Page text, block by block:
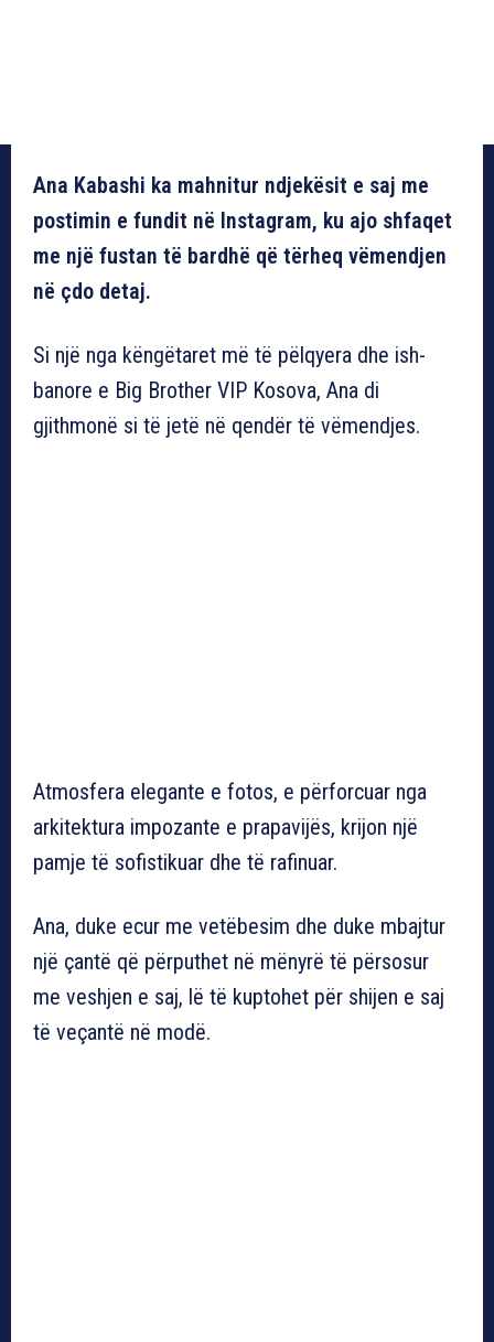
Ana Kabashi ka mahnitur ndjekësit e saj me
postimin e fundit në Instagram, ku ajo shfaqet
me një fustan të bardhë që tërheq vëmendjen
në çdo detaj.
Si një nga këngëtaret më të pëlqyera dhe ish-
banore e Big Brother VIP Kosova, Ana di
gjithmonë si të jetë në qendër të vëmendjes.
Atmosfera elegante e fotos, e përforcuar nga
arkitektura impozante e prapavijës, krijon një
pamje të sofistikuar dhe të rafinuar.
Ana, duke ecur me vetëbesim dhe duke mbajtur
një çantë që përputhet në mënyrë të përsosur
me veshjen e saj, lë të kuptohet për shijen e saj
të veçantë në modë.